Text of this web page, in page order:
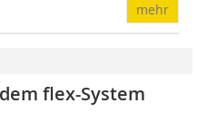
mehr
flex-System